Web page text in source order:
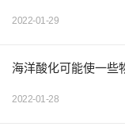
2022-01-29
海洋酸化可能使一些
2022-01-28